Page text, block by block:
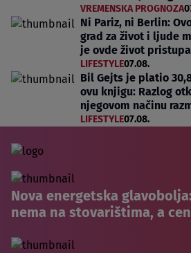
VREMENSKA PROGNOZA
Ni Pariz, ni Berlin:
grad za život i ljude
je ovde život
LIFESTYLE07.08.
Bil Gejts je platio
ovu knjigu: Razlog
njegovom načinu
LIFESTYLE07.08.
Nova energetska
nema na stovarištima, a